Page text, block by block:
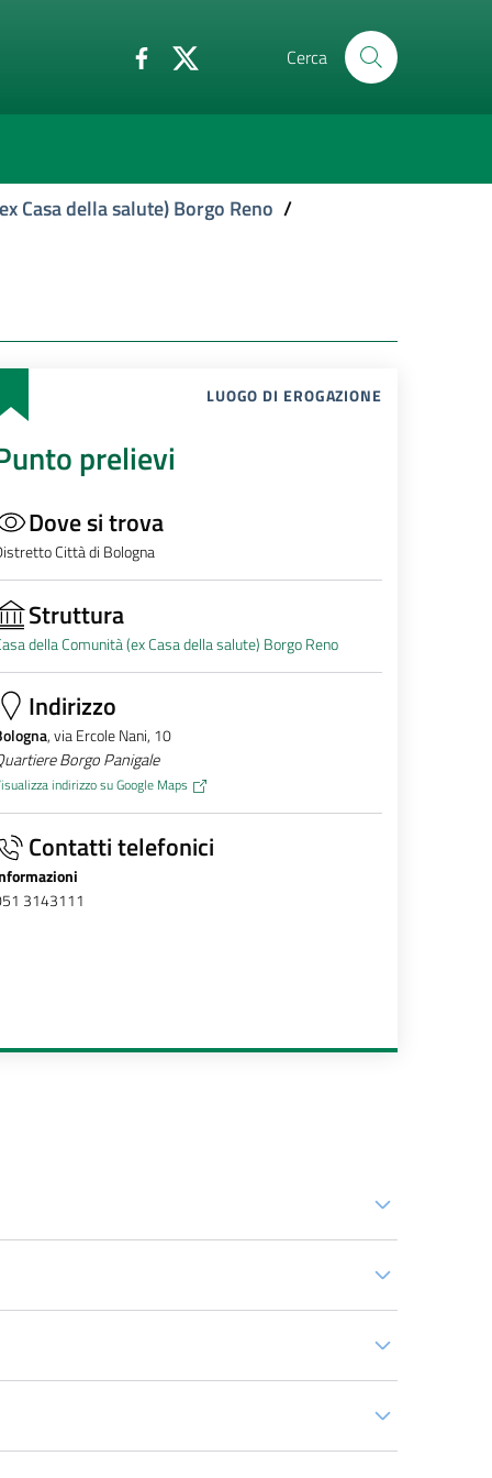
Cerca
Casa della salute) Borgo Reno /
LUOGO DI EROGAZIONE
prelievi
Dove si trova
Città di Bologna
Struttura
della Comunità (ex Casa della salute) Borgo Reno
Indirizzo
, via Ercole Nani, 10
Borgo Panigale
indirizzo su Google Maps
Contatti telefonici
3143111